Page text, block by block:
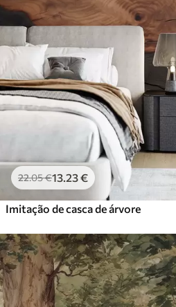
22.05€13 .23€
Imitação de casca de árvore